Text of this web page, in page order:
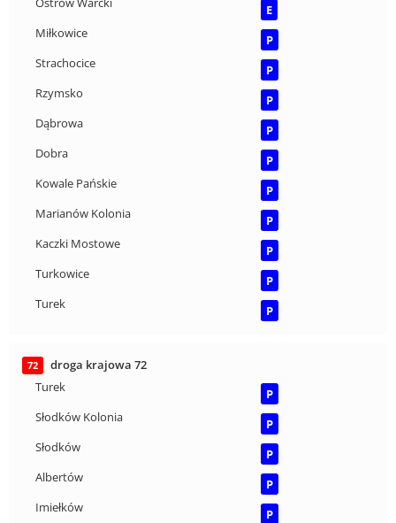
E
Miłkowice
P
Strachocice
P
Rzymsko
P
Dąbrowa
P
Dobra
P
Kowale Pańskie
P
Marianów Kolonia
P
Kaczki Mostowe
P
Turkowice
P
Turek
P
72
droga krajowa 72
Turek
P
Słodków Kolonia
P
Słodków
P
Albertów
P
Imiełków
P